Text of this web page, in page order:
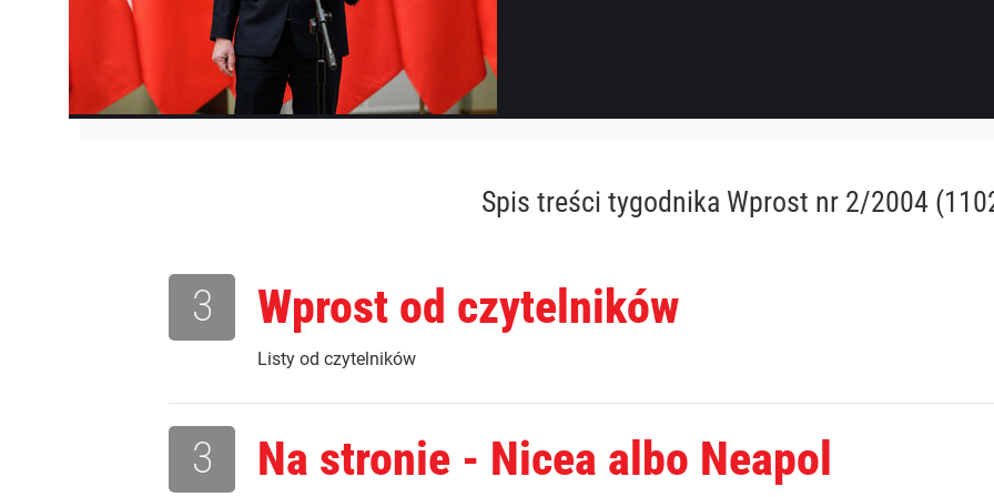
Spis treści tygodnika Wprost nr 2/2004
Wprost od czytelników
Listy od czytelników
3
Na stronie - Nicea albo Neapol
3